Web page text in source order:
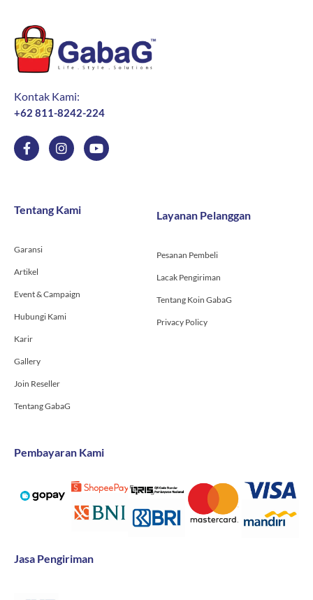
Kontak Kami:
+62 811-8242-224
F
a
o
f
I
n
g
r
Y
o
Tentang Kami
Garansi
Artikel
Event & Campaign
Hubungi Kami
Karir
Gallery
Join Reseller
Tentang GabaG
Layanan Pelanggan
Pesanan Pembeli
Lacak Pengiriman
Tentang Koin GabaG
Privacy Policy
Pembayaran Kami
Jasa Pengiriman